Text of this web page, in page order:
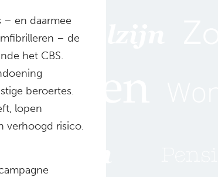
– en daarmee
– de
het CBS.
beroertes.
lopen
verhoogd risico.